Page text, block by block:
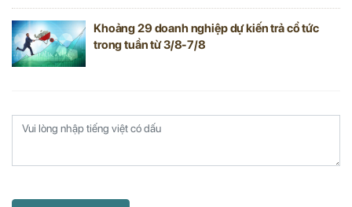
Khoảng 29 doanh nghiệp dự kiến trả cổ tức
trong tuần từ 3/8-7/8